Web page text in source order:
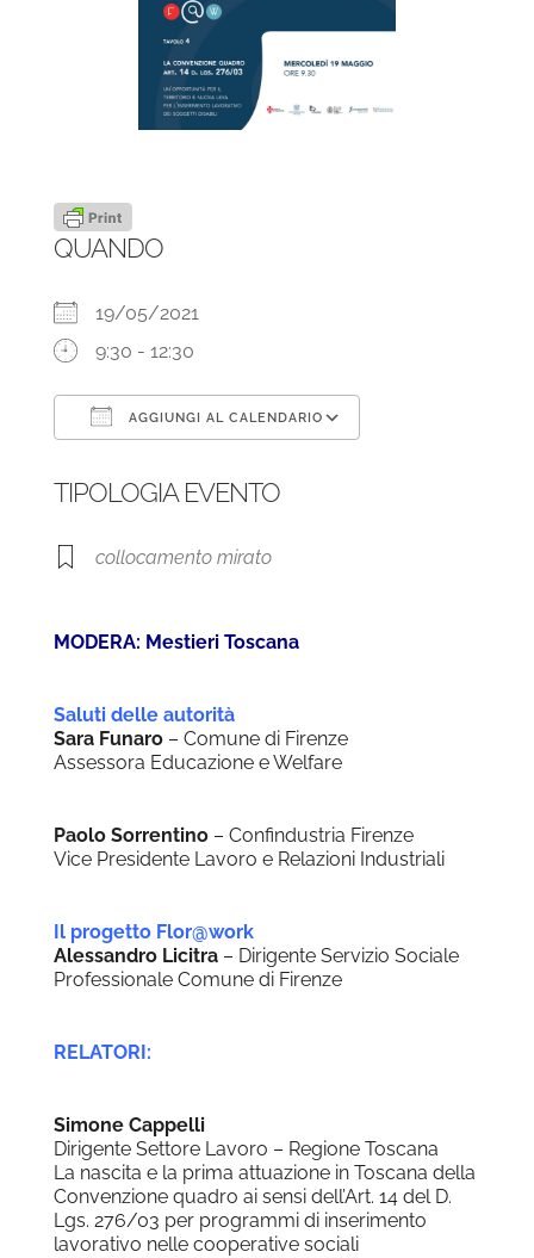
QUANDO
19/05/2021
9:30 - 12:30
AGGIUNGI AL CALENDARIO
TIPOLOGIA EVENTO
collocamento mirato
MODERA: Mestieri Toscana
Saluti delle autorità
Sara Funaro– Comune di Firenze
Assessora Educazione e Welfare
Paolo Sorrentino– Confindustria Firenze
Vice Presidente Lavoro e Relazioni Industriali
Il progetto Flor@work
Alessandro Licitra– Dirigente Servizio Sociale
Professionale Comune di Firenze
RELATORI:
Simone Cappelli
Dirigente Settore Lavoro – Regione Toscana
La nascita e la prima attuazione in Toscana della
Convenzione quadro ai sensi dell’Art. 14 del D.
Lgs. 276/03 per programmi di inserimento
lavorativo nelle cooperative sociali